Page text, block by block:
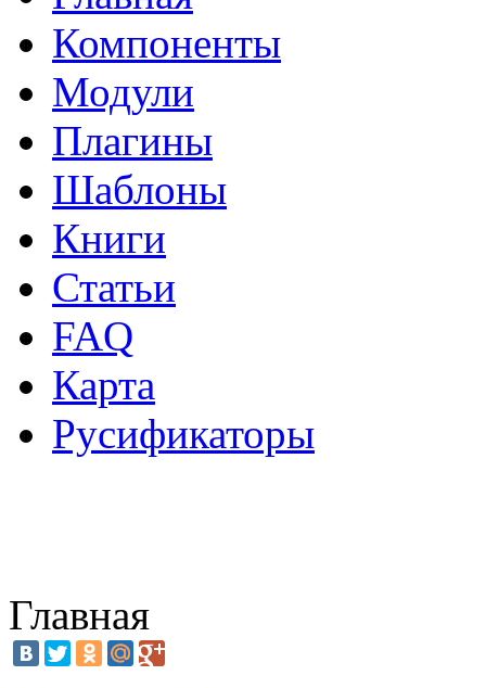
Компоненты
Модули
Плагины
Шаблоны
Книги
Статьи
FAQ
Карта
Русификаторы
Главная